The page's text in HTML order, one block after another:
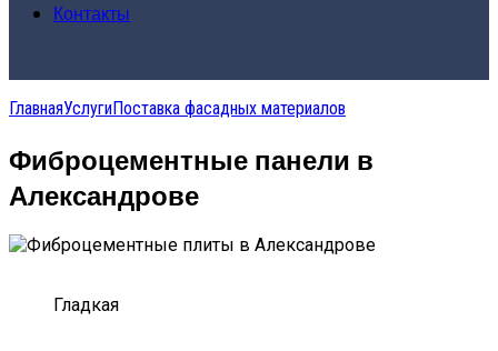
Контакты
ГлавнаяУслугиПоставка фасадных материалов
Фиброцементные панели в
Александрове
Гладкая